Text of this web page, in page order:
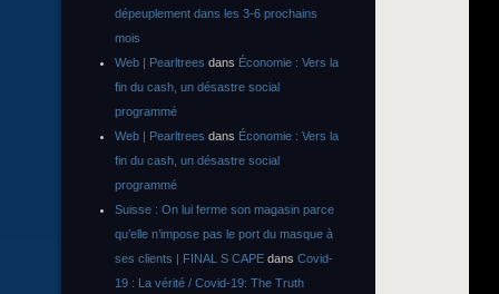
dépeuplement dans les 3-6 prochains
mois
Web | Pearltrees dans Économie : Vers la
fin du cash, un désastre social
programmé
Web | Pearltrees dans Économie : Vers la
fin du cash, un désastre social
programmé
Suisse : On lui ferme son magasin parce
qu’elle n’impose pas le port du masque à
ses clients | FINAL S CAPE dans Covid-
19 : La vérité / Covid-19: The Truth